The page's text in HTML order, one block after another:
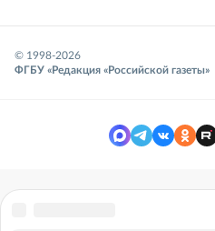
© 1998-2026
ФГБУ «Редакция «Российской газеты»